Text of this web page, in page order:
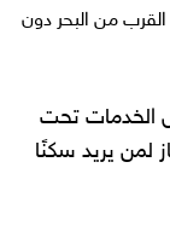
من البحر دون
الخدمات تحت
لمن يريد سكنًا